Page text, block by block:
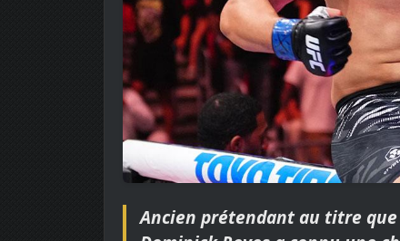
Ancien prétendant au titre que